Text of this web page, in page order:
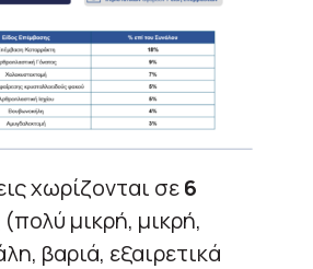
χωρίζονται σε6
(πολύ μικρή, μικρή,
βαριά, εξαιρετικά